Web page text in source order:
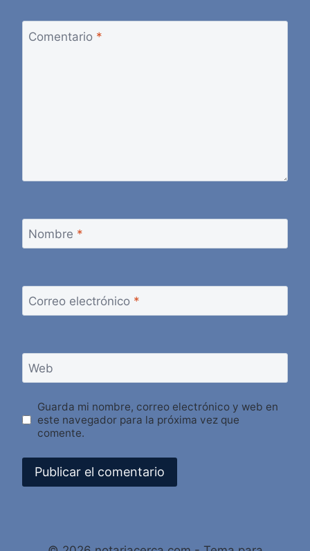
Comentario *
Nombre *
Correo electrónico *
Web
Guarda mi nombre, correo electrónico y web en
este navegador para la próxima vez que
comente.